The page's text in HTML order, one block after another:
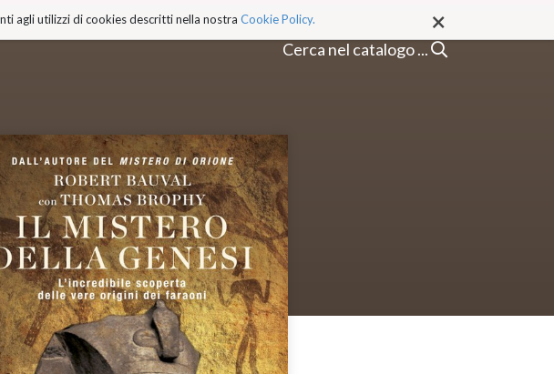
Cerca nel catalogo ...
×
agli utilizzi di cookies descritti nella nostra Cookie Policy.